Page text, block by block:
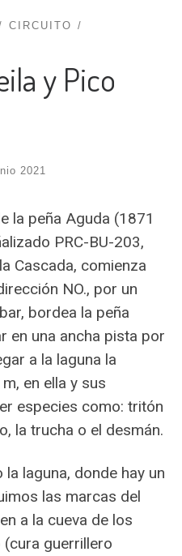
CIRCUITO
y Pico
2021
la peña Aguda (1871
PRC-BU-203,
Cascada, comienza
NO., por un
bordea la peña
en una ancha pista por
a la laguna la
en ella y sus
especies como: tritón
la trucha o el desmán.
laguna, donde hay un
las marcas del
a la cueva de los
guerrillero